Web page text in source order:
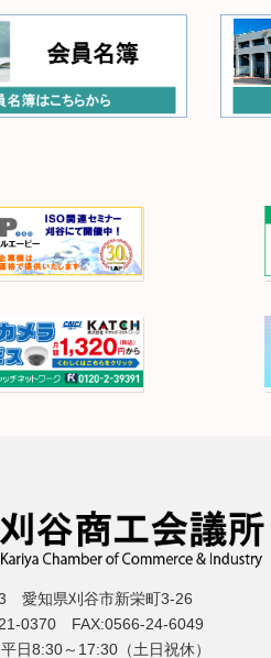
愛知県刈谷市新栄町3-26
0370 FAX:0566-24-6049
日8:30～17:30（土日祝休）